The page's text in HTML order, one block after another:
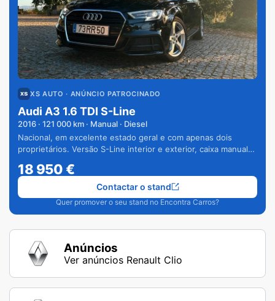
XS AUTO · ANÚNCIO PATROCINADO
Audi A3 1.6 TDI S-Line
2016 · 121 000 km · Manual · Diesel
Nacional, em excelente estado geral e com apenas dois
proprietários. Versão S-Line interior e exterior, caixa manual
18 950€
Quer promover o seu stand no Encontra Carros?
Contactar o stand
Anúncios
Ver anúncios Renault Clio